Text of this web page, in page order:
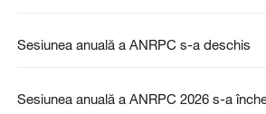
Sesiunea anuală a ANRPC s-a deschis
Sesiunea anuală a ANRPC 2026 s-a